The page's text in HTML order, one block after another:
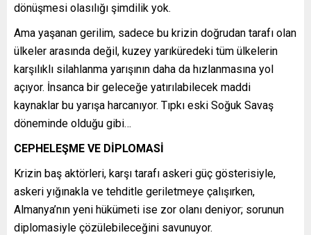
dönüşmesi olasılığı şimdilik yok.
Ama yaşanan gerilim, sadece bu krizin doğrudan tarafı olan
ülkeler arasında değil, kuzey yarıküredeki tüm ülkelerin
karşılıklı silahlanma yarışının daha da hızlanmasına yol
açıyor. İnsanca bir geleceğe yatırılabilecek maddi
kaynaklar bu yarışa harcanıyor. Tıpkı eski Soğuk Savaş
döneminde olduğu gibi…
CEPHELEŞME VE DİPLOMASİ
Krizin baş aktörleri, karşı tarafı askeri güç gösterisiyle,
askeri yığınakla ve tehditle geriletmeye çalışırken,
Almanya’nın yeni hükümeti ise zor olanı deniyor; sorunun
diplomasiyle çözülebileceğini savunuyor.